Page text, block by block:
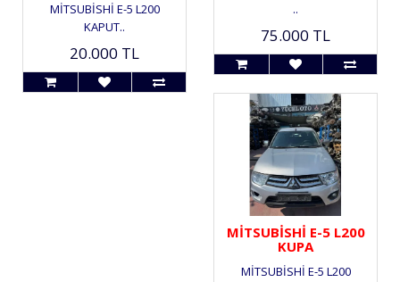
MİTSUBİSHİ E-5 L200
KAPUT..
20.000 TL
..
75.000 TL
MİTSUBİSHİ E-5 L200
KUPA
MİTSUBİSHİ E-5 L200